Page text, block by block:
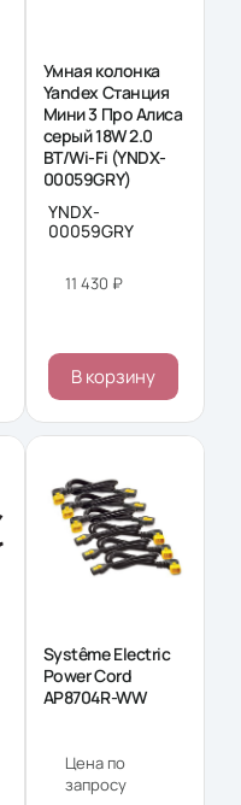
Умная колонка
Yandex Станция
Мини 3 Про Алиса
серый 18W 2.0
BT/Wi-Fi (YNDX-
00059GRY)
YNDX-
00059GRY
11 430 ₽
В корзину
Systême Electric
Power Cord
AP8704R-WW
Цена по
запросу